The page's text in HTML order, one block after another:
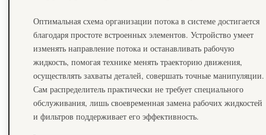
Оптимальная схема организации потока в системе достигается
благодаря простоте встроенных элементов. Устройство умеет
изменять направление потока и останавливать рабочую
жидкость, помогая технике менять траекторию движения,
осуществлять захваты деталей, совершать точные манипуляции.
Сам распределитель практически не требует специального
обслуживания, лишь своевременная замена рабочих жидкостей
и фильтров поддерживает его эффективность.